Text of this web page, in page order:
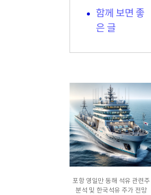
함께 보면 좋
은 글
포항 영일만 동해 석유 관련주
분석 및 한국석유 주가 전망